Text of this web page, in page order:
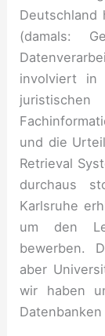
Deutschland
(damals:
involviert in
und die
Retrieval
durchaus
Karlsruhe
um den
bewerben.
aber
wir haben